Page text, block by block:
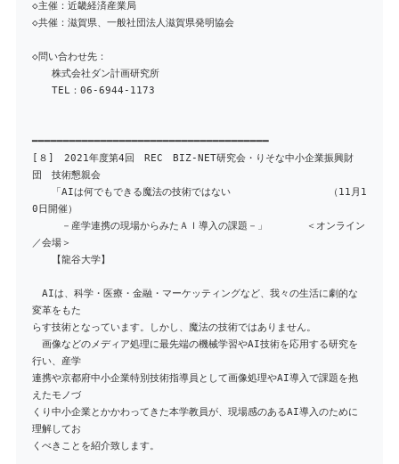
◇主催：近畿経済産業局
◇共催：滋賀県、一般社団法人滋賀県発明協会
◇問い合わせ先：
株式会社ダン計画研究所
TEL：06-6944-1173
━━━━━━━━━━━━━━━━━━━━━━━━━━━━━━━━━━━━━━
[８] 2021年度第4回 REC BIZ-NET研究会・りそな中小企業振興財
団 技術懇親会
「AIは何でもできる魔法の技術ではない （11月1
0日開催）
－産学連携の現場からみたＡＩ導入の課題－」 ＜オンライン
／会場＞
【龍谷大学】
AIは、科学・医療・金融・マーケッティングなど、我々の生活に劇的な
変革をもた
らす技術となっています。しかし、魔法の技術ではありません。
画像などのメディア処理に最先端の機械学習やAI技術を応用する研究を
行い、産学
連携や京都府中小企業特別技術指導員として画像処理やAI導入で課題を抱
えたモノづ
くり中小企業とかかわってきた本学教員が、現場感のあるAI導入のために
理解してお
くべきことを紹介致します。